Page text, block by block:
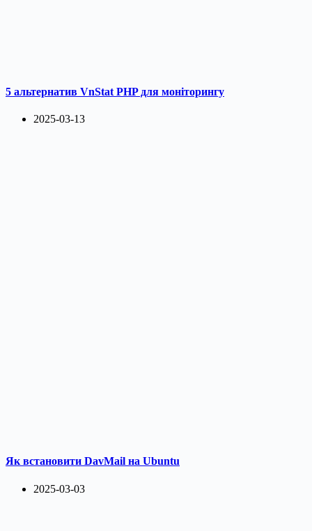
5 альтернатив VnStat PHP для моніторингу
2025-03-13
Як встановити DavMail на Ubuntu
2025-03-03